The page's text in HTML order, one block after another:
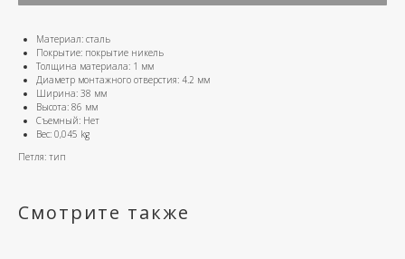
Материал: сталь
Покрытие: покрытие никель
Толщина материала: 1 мм
Диаметр монтажного отверстия: 4.2 мм
Ширина: 38 мм
Высота: 86 мм
Съемный: Нет
Вес: 0,045 kg
Петля: тип
Смотрите также